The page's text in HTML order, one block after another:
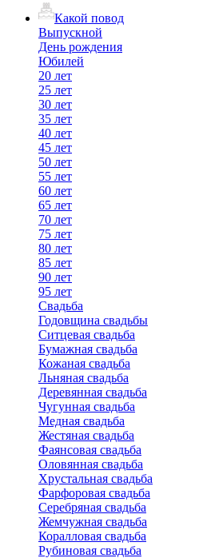
Какой повод
Выпускной
День рождения
Юбилей
20 лет
25 лет
30 лет
35 лет
40 лет
45 лет
50 лет
55 лет
60 лет
65 лет
70 лет
75 лет
80 лет
85 лет
90 лет
95 лет
Свадьба
Годовщина свадьбы
Ситцевая свадьба
Бумажная свадьба
Кожаная свадьба
Льняная свадьба
Деревянная свадьба
Чугунная свадьба
Медная свадьба
Жестяная свадьба
Фаянсовая свадьба
Оловянная свадьба
Хрустальная свадьба
Фарфоровая свадьба
Серебряная свадьба
Жемчужная свадьба
Коралловая свадьба
Рубиновая свадьба